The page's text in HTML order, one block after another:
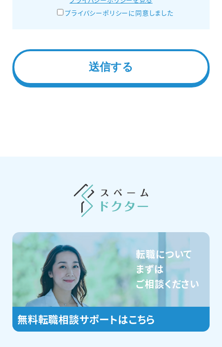
プライバシーポリシーに同意しました
転職について
まずは
ご相談ください